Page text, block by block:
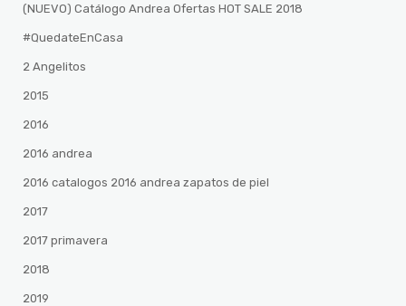
(NUEVO) Catálogo Andrea Ofertas HOT SALE 2018
#QuedateEnCasa
2 Angelitos
2015
2016
2016 andrea
2016 catalogos 2016 andrea zapatos de piel
2017
2017 primavera
2018
2019